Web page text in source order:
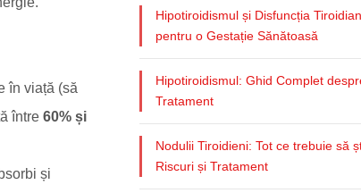
în viață (să
între 60% și
și
Hipotiroidismul și Disfuncția
pentru o Gestație Sănătoasă
Hipotiroidismul: Ghid Complet
Tratament
Nodulii Tiroidieni: Tot ce trebuie să
Riscuri și Tratament